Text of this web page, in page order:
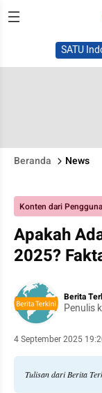
SATU
Beranda News
Konten dari Pengguna
Apakah
2025?
Berita
Penulis
4 September 2025
Tulisan dari Berita